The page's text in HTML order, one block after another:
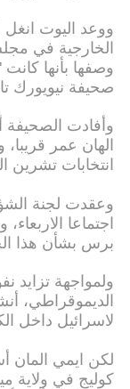
ووعد اليوت
الخارجية في
وصفها بأنها
صحيفة نيويورك
وأفادت
الهان عمر
انتخابات تشرين
وعقدت لجنة
اجتماعا
برس بشأن هذا
ولمواجهة تزايد
الديموقراطي،
لاسرائيل داخل
لكن ايمي المان
كوليج في ولاية